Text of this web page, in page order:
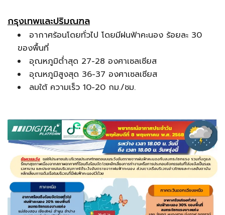
กรุงเทพและปริมณฑล
อากาศร้อนโดยทั่วไป โดยมีฝนฟ้าคะนอง ร้อยละ 30
ของพื้นที่
อุณหภูมิต่ำสุด 27-28 องศาเซลเซียส
อุณหภูมิสูงสุด 36-37 องศาเซลเซียส
ลมใต้ ความเร็ว 10-20 กม./ชม.